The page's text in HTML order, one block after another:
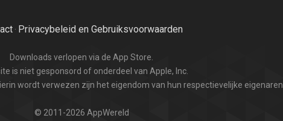
· Privacybeleid en Gebruiksvoorwaarden
Downloads verlopen via de App Store.
is niet gesponsord of onderdeel van Apple, Inc.
wordt verwezen zijn het eigendom van hun respectievelijke eigenaren.
© 2011-2026 AppWereld